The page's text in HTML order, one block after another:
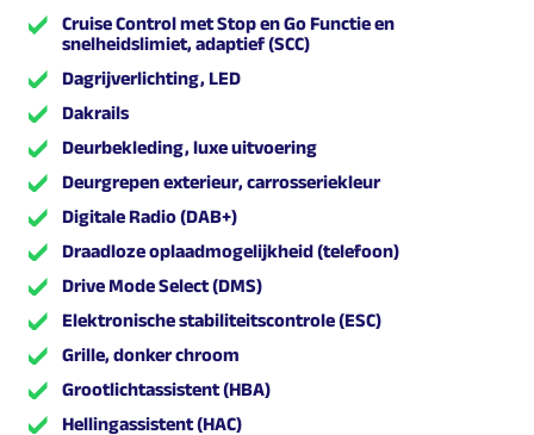
Cruise Control met Stop en Go Functie en
snelheidslimiet, adaptief (SCC)
Dagrijverlichting, LED
Dakrails
Deurbekleding, luxe uitvoering
Deurgrepen exterieur, carrosseriekleur
Digitale Radio (DAB+)
Draadloze oplaadmogelijkheid (telefoon)
Drive Mode Select (DMS)
Elektronische stabiliteitscontrole (ESC)
Grille, donker chroom
Grootlichtassistent (HBA)
Hellingassistent (HAC)